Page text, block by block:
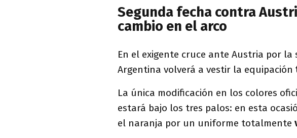
Segunda fecha contra
cambio en el arco
En el exigente cruce ante Austria por
Argentina volverá a vestir la equipación
La única modificación en los colores
estará bajo los tres palos: en esta
el naranja por un uniforme totalmente